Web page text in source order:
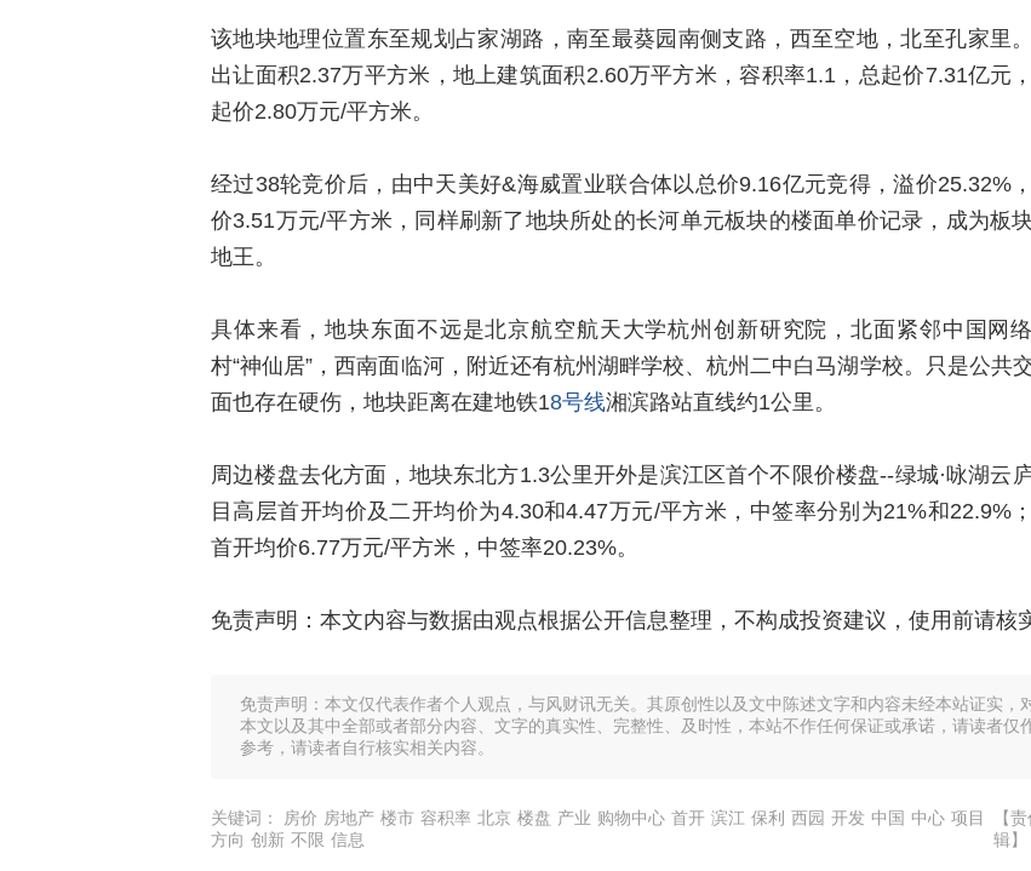
该地块地理位置东至规划占家湖路，南至最葵园南侧支路，西至空地，北至孔家里
出让面积2.37万平方米，地上建筑面积2.60万平方米，容积率1.1，总起价7.31亿元
起价2.80万元/平方米。
经过38轮竞价后，由中天美好&海威置业联合体以总价9.16亿元竞得，溢价25.32%
价3.51万元/平方米，同样刷新了地块所处的长河单元板块的楼面单价记录，成为板
地王。
具体来看，地块东面不远是北京航空航天大学杭州创新研究院，北面紧邻中国网
村“神仙居”，西南面临河，附近还有杭州湖畔学校、杭州二中白马湖学校。只是公共
面也存在硬伤，地块距离在建地铁18号线湘滨路站直线约1公里。
周边楼盘去化方面，地块东北方1.3公里开外是滨江区首个不限价楼盘--绿城·咏湖云
目高层首开均价及二开均价为4.30和4.47万元/平方米，中签率分别为21%和22.9%
首开均价6.77万元/平方米，中签率20.23%。
免责声明：本文内容与数据由观点根据公开信息整理，不构成投资建议，使用前请核
免责声明：本文仅代表作者个人观点，与风财讯无关。其原创性以及文中陈述文字和内容未经本站证实，
本文以及其中全部或者部分内容、文字的真实性、完整性、及时性，本站不作任何保证或承诺，请读者仅
参考，请读者自行核实相关内容。
关键词： 房价 房地产 楼市 容积率 北京 楼盘 产业 购物中心 首开 滨江 保利 西园 开发 中国 中心 项目
方向 创新 不限 信息
【
辑】